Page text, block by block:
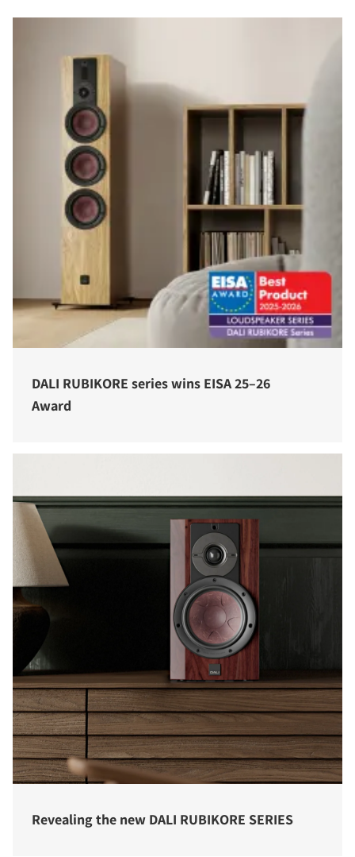
DALI RUBIKORE series wins EISA 25–26
Award
Revealing the new DALI RUBIKORE SERIES